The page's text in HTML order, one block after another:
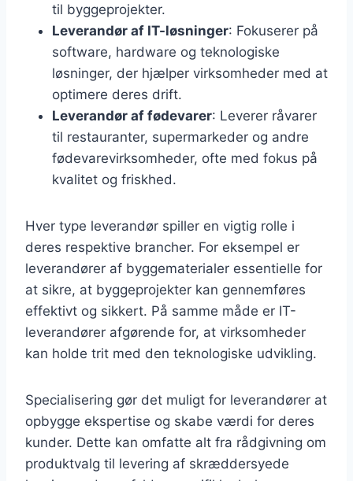
til byggeprojekter.
Leverandør af IT-løsninger: Fokuserer på
software, hardware og teknologiske
løsninger, der hjælper virksomheder med at
optimere deres drift.
Leverandør af fødevarer: Leverer råvarer
til restauranter, supermarkeder og andre
fødevarevirksomheder, ofte med fokus på
kvalitet og friskhed.
Hver type leverandør spiller en vigtig rolle i
deres respektive brancher. For eksempel er
leverandører af byggematerialer essentielle for
at sikre, at byggeprojekter kan gennemføres
effektivt og sikkert. På samme måde er IT-
leverandører afgørende for, at virksomheder
kan holde trit med den teknologiske udvikling.
Specialisering gør det muligt for leverandører at
opbygge ekspertise og skabe værdi for deres
kunder. Dette kan omfatte alt fra rådgivning om
produktvalg til levering af skræddersyede